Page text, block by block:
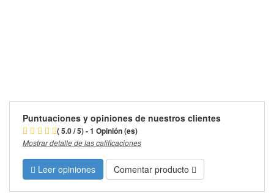
Puntuaciones y opiniones de nuestros clientes
( 5.0 / 5) - 1 Opinión (es)
Mostrar detalle de las calificaciones
Leer opiniones Comentar producto